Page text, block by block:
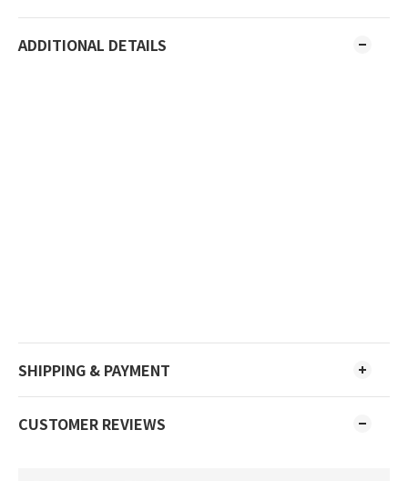
ADDITIONAL DETAILS
SHIPPING & PAYMENT
CUSTOMER REVIEWS